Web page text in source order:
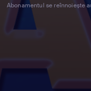
Abonamentul se reînnoiește